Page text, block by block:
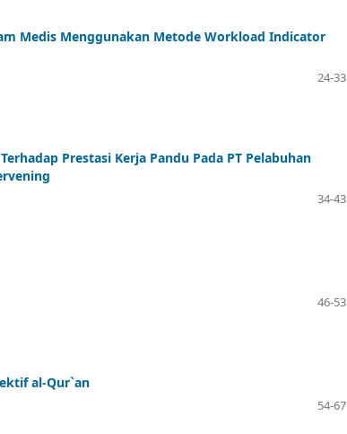
Medis Menggunakan Metode Workload Indicator
24-33
Prestasi Kerja Pandu Pada PT Pelabuhan
34-43
46-53
al-Qur`an
54-67